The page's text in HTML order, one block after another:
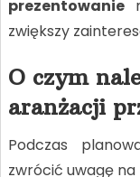
prezentowanie
zwiększy
O czym
aranżacji
Podczas
zwrócić uwagę